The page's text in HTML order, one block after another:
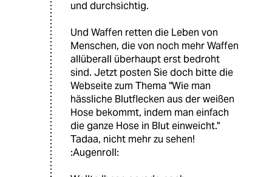
und durchsichtig.
Und Waffen retten die Leben von
Menschen, die von noch mehr Waffen
allüberall überhaupt erst bedroht
sind. Jetzt posten Sie doch bitte die
Webseite zum Thema "Wie man
hässliche Blutflecken aus der weißen
Hose bekommt, indem man einfach
die ganze Hose in Blut einweicht."
Tadaa, nicht mehr zu sehen!
:Augenroll: